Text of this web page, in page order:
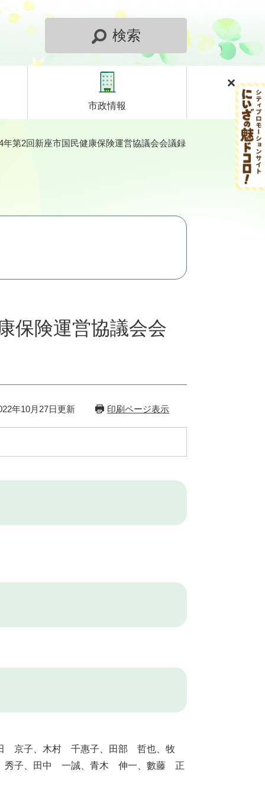
検索
市政情報
年第2回新座市国民健康保険運営協議会会議録
保険運営協議会会
年10月27日更新 印刷ページ表示
子、木村 千惠子、田部 哲也、牧
子、田中 一誠、青木 伸一、數藤 正